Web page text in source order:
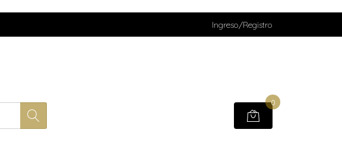
Ingreso/Registro
0